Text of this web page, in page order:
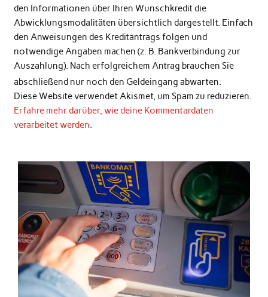
den Informationen über Ihren Wunschkredit die
Abwicklungsmodalitäten übersichtlich dargestellt. Einfach
den Anweisungen des Kreditantrags folgen und
notwendige Angaben machen (z. B. Bankverbindung zur
Auszahlung). Nach erfolgreichem Antrag brauchen Sie
abschließend nur noch den Geldeingang abwarten.
Diese Website verwendet Akismet, um Spam zu reduzieren.
Erfahre mehr darüber, wie deine Kommentardaten
verarbeitet werden.